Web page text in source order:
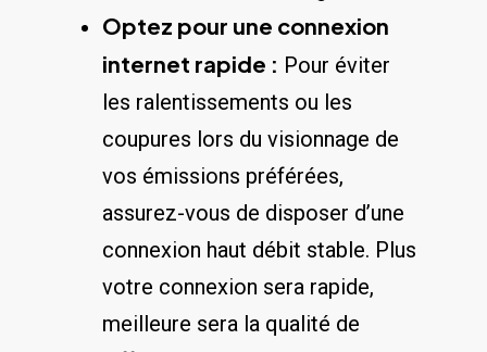
Optez pour une connexion
internet⁢ rapide : Pour éviter
les ‍ralentissements​ ou les
coupures lors du ⁣visionnage⁢ de
vos émissions préférées, ​
assurez-vous de ⁣disposer d’une
connexion ⁣haut débit stable. ‍Plus
votre connexion sera rapide,
meilleure sera ⁣la qualité de